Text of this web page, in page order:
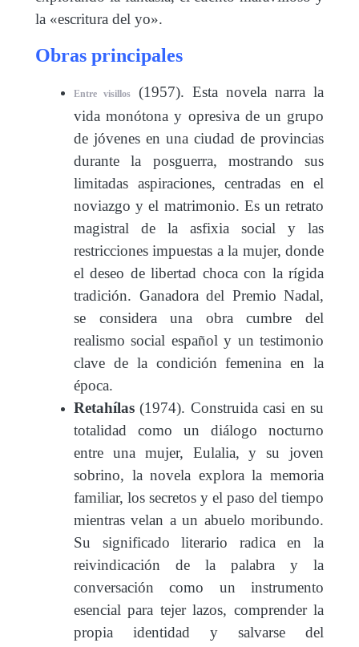
la «escritura del yo».
Obras principales
Entre visillos
(1957). Esta novela narra la
vida monótona y opresiva de un grupo
de jóvenes en una ciudad de provincias
durante la posguerra, mostrando sus
limitadas aspiraciones, centradas en el
noviazgo y el matrimonio. Es un retrato
magistral de la asfixia social y las
restricciones impuestas a la mujer, donde
el deseo de libertad choca con la rígida
tradición. Ganadora del Premio Nadal,
se considera una obra cumbre del
realismo social español y un testimonio
clave de la condición femenina en la
época.
Retahílas (1974). Construida casi en su
totalidad como un diálogo nocturno
entre una mujer, Eulalia, y su joven
sobrino, la novela explora la memoria
familiar, los secretos y el paso del tiempo
mientras velan a un abuelo moribundo.
Su significado literario radica en la
reivindicación de la palabra y la
conversación como un instrumento
esencial para tejer lazos, comprender la
propia identidad y salvarse del